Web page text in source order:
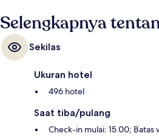
Selengkapnya
Sekilas
Ukuran hotel
496 hotel
Saat tiba/pulang
Check-in mulai: 15.00;